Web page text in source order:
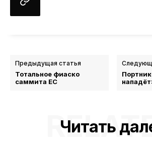
Предыдущая статья
Тотальное фиаско
саммита ЕС
Читать